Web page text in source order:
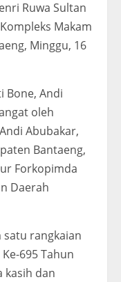
Ruwa Sultan
Makam
Minggu, 16
Bone, Andi
oleh
Abubakar,
Bantaeng,
Forkopimda
Daerah
rangkaian
695 Tahun
kasih dan